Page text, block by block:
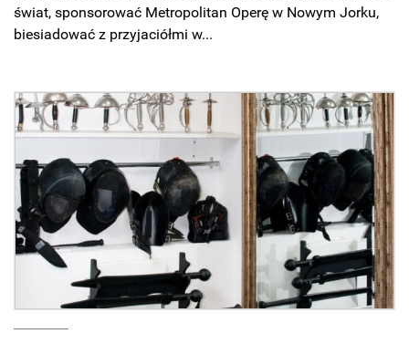
świat, sponsorować Metropolitan Operę w Nowym Jorku,
biesiadować z przyjaciółmi w...